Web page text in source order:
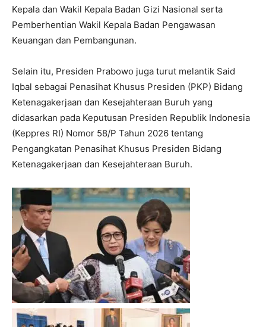
Kepala dan Wakil Kepala Badan Gizi Nasional serta
Pemberhentian Wakil Kepala Badan Pengawasan
Keuangan dan Pembangunan.
Selain itu, Presiden Prabowo juga turut melantik Said
Iqbal sebagai Penasihat Khusus Presiden (PKP) Bidang
Ketenagakerjaan dan Kesejahteraan Buruh yang
didasarkan pada Keputusan Presiden Republik Indonesia
(Keppres RI) Nomor 58/P Tahun 2026 tentang
Pengangkatan Penasihat Khusus Presiden Bidang
Ketenagakerjaan dan Kesejahteraan Buruh.